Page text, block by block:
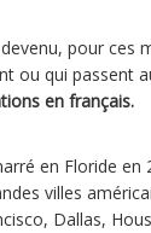
pour ces
ou qui passent
en français.
en Floride en
villes
Dallas,